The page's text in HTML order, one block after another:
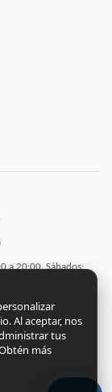
a 20:00, Sábados:
por:
Al aceptar, nos
tus
más